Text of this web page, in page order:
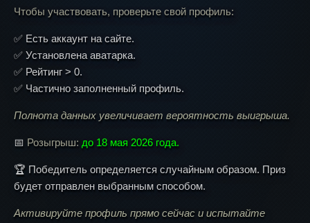
Чтобы участвовать, проверьте свой профиль:
✅ Есть аккаунт на сайте.
✅ Установлена аватарка.
✅ Рейтинг > 0.
✅ Частично заполненный профиль.
Полнота данных увеличивает вероятность выигрыша.
📅 Розыгрыш: до 18 мая 2026 года.
🏆 Победитель определяется случайным образом. Приз
будет отправлен выбранным способом.
Активируйте профиль прямо сейчас и испытайте